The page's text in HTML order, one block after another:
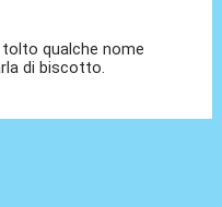
qualche nome
di biscotto.